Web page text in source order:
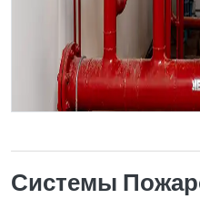
Системы